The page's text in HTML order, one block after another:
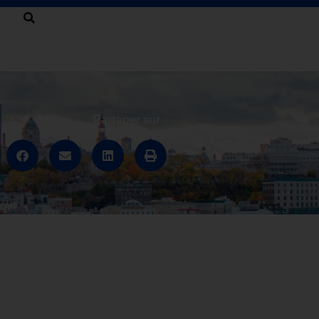
Partager sur :